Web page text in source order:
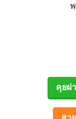
คุยผ่